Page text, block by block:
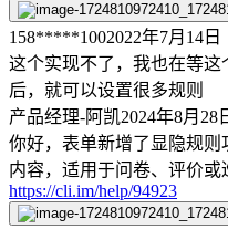
158*****1002022年7月14日
这个实现不了，我也在等
后，就可以设置很多规则
产品经理-阿凯2024年8月28
你好，表单新增了显隐规则
内容，适用于问卷、评价或
https://cli.im/help/94923